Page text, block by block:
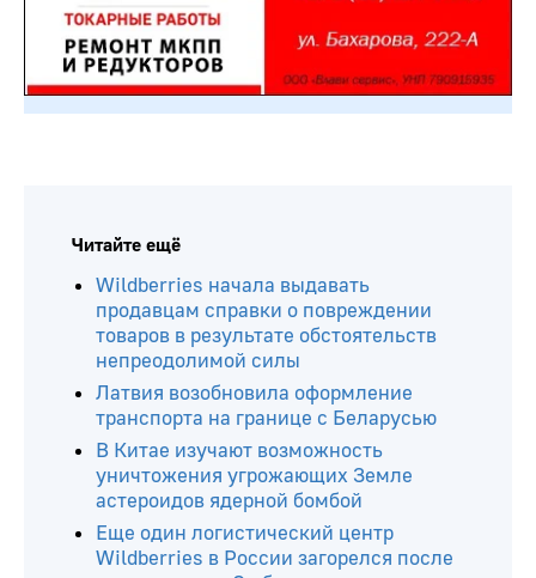
Читайте ещё
Wildberries начала выдавать
продавцам справки о повреждении
товаров в результате обстоятельств
непреодолимой силы
Латвия возобновила оформление
транспорта на границе с Беларусью
В Китае изучают возможность
уничтожения угрожающих Земле
астероидов ядерной бомбой
Еще один логистический центр
Wildberries в России загорелся после